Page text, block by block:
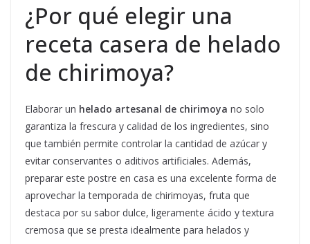
¿Por qué elegir una
receta casera de helado
de chirimoya?
Elaborar un helado artesanal de chirimoya no solo
garantiza la frescura y calidad de los ingredientes, sino
que también permite controlar la cantidad de azúcar y
evitar conservantes o aditivos artificiales. Además,
preparar este postre en casa es una excelente forma de
aprovechar la temporada de chirimoyas, fruta que
destaca por su sabor dulce, ligeramente ácido y textura
cremosa que se presta idealmente para helados y